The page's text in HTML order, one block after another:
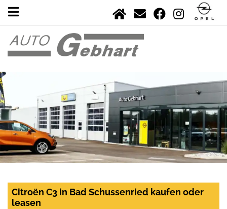
Citroën C3 in Bad Schussenried kaufen oder
leasen